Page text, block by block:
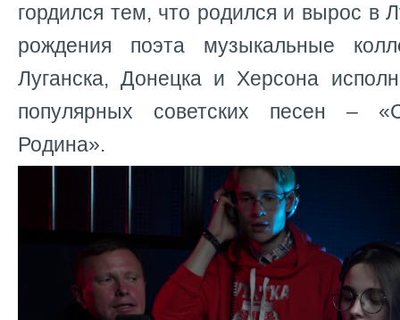
гордился тем, что родился и вырос в
рождения поэта музыкальные
Луганска, Донецка и Херсона
популярных советских песен –
Родина».